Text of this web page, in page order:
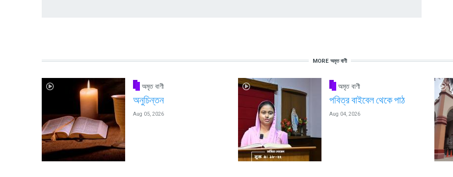
MORE অমৃত বাণী
অমৃত বাণী
অনুচিন্তন
Aug 05, 2026
অমৃত বাণী
পবিত্র বাইবেল থেকে পাঠ
Aug 04, 2026